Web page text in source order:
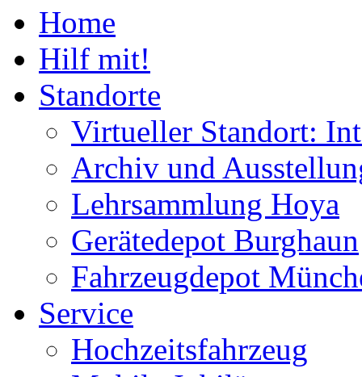
Home
Hilf mit!
Standorte
Virtueller Standort:
Archiv und
Lehrsammlung Hoya
Gerätedepot Burghaun
Fahrzeugdepot
Service
Hochzeitsfahrzeug